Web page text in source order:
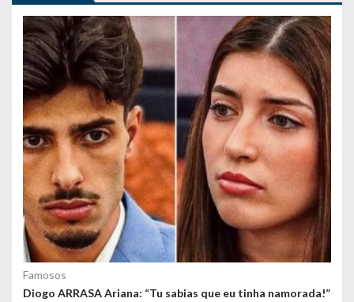
g
o
s
Famosos
Diogo ARRASA Ariana: “Tu sabias que eu tinha namorada!”